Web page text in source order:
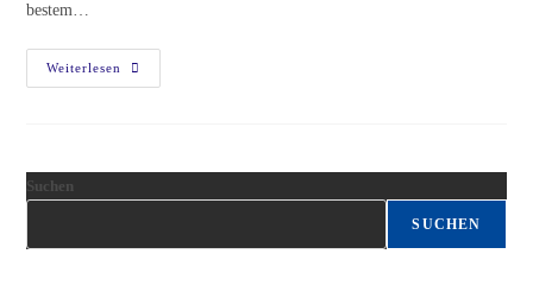
bestem…
Weiterlesen
Suchen
SUCHEN